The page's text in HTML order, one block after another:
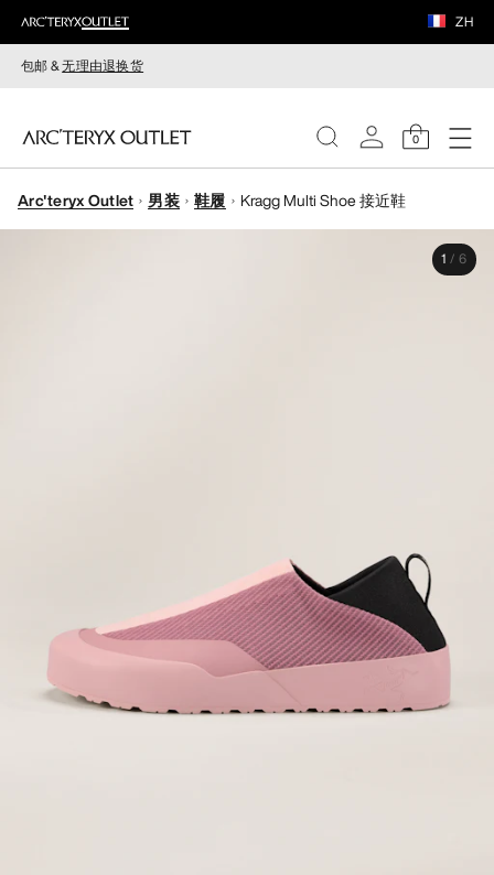
ZH
包邮 &无理由退换货
0
女装
Arc'teryx Outlet 男装 鞋履 Kragg Multi Shoe 接近鞋
1 / 6